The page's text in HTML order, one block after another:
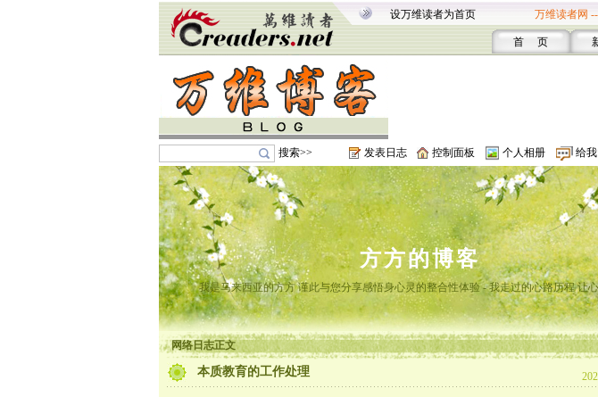
设万维读者为首页 万维读者网
首 页
搜索>> 发表日志 控制面板 个人相册 给
方方的博客
我是马来西亚的方方 谨此与您分享感悟身心灵的整合性体验 - 我走过的心路历程 让
网络日志正文
本质教育的工作处理